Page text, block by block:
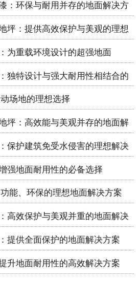
：环保与耐用并存的地面解决方
坪：提供高效保护与美观的理想
为重载环境设计的超强地面
独特设计与强大耐用性相结合的
场地的理想选择
坪：高效能与美观并存的地面解
保护建筑免受水侵害的理想解决
强地面耐用性的必备选择
能、环保的理想地面解决方案
高效保护与美观并重的地面解决
提供全面保护的地面解决方案
升地面耐用性的高效解决方案